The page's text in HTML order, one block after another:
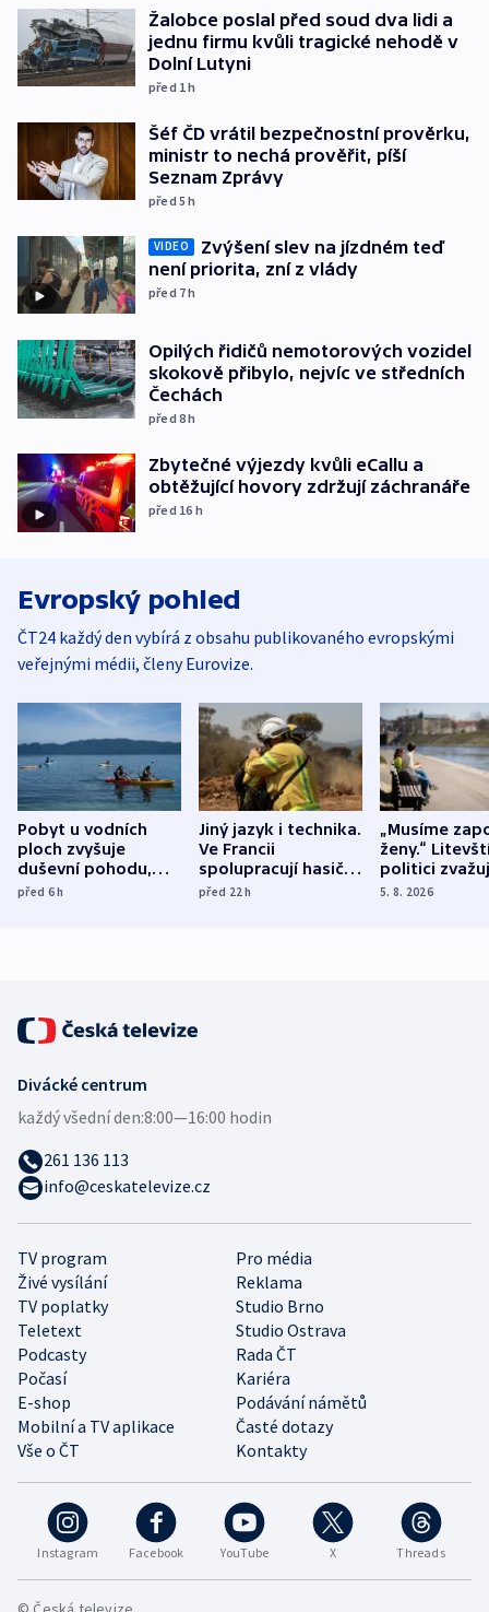
Žalobce poslal před soud dva lidi a
jednu firmu kvůli tragické nehodě v
Dolní Lutyni
před 1h
Šéf ČD vrátil bezpečnostní prověrku,
ministr to nechá prověřit, píší
Seznam Zprávy
před 5h
VIDEO
Zvýšení slev na jízdném teď
není priorita, zní z vlády
před 7h
Opilých řidičů nemotorových vozidel
skokově přibylo, nejvíc ve středních
Čechách
před 8h
Zbytečné výjezdy kvůli eCallu a
obtěžující hovory zdržují záchranáře
před 16 h
Evropský pohled
ČT24 každý den vybírá z obsahu publikovaného evropskými
veřejnými médii, členy Eurovize.
Pobyt u vodních
ploch zvyšuje
duševní pohodu,
ukázala
před 6h
Jiný jazyk i technika.
Ve Francii
spolupracují hasiči z
různých zemí
před 22h
„Musíme
ženy.“
politici
dohodu o
5. 8. 2026
Instagram Facebook YouTube X Threads
TV program
Pro média
Živé vysílání
Reklama
TV poplatky
Studio Brno
Teletext
Studio Ostrava
Podcasty
Rada ČT
Počasí
Kariéra
E-shop
Podávání námětů
Mobilní a TV aplikace
Časté dotazy
Vše o ČT
Kontakty
Divácké centrum
každý všední den:8:00—16:00 hodin
261 136 113
info@ceskatelevize.cz